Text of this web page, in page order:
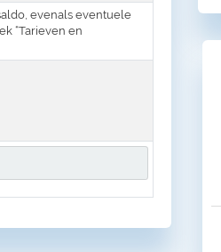
evenals eventuele
“Tarieven en